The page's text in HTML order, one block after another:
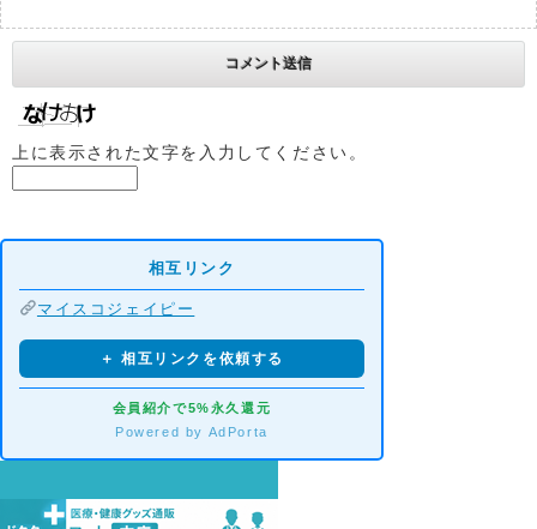
上に表示された文字を入力してください。
相互リンク
マイスコジェイピー
＋ 相互リンクを依頼する
会員紹介で5%永久還元
Powered by AdPorta